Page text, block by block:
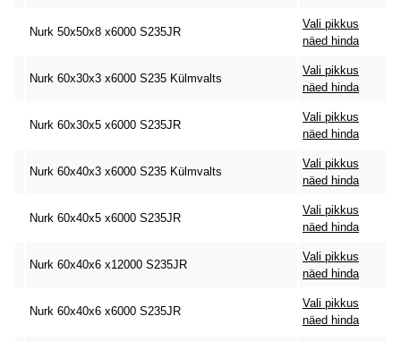
Nurk 50x50x8 x6000 S235JR
Vali pikkus
näed hinda
Nurk 60x30x3 x6000 S235 Külmvalts
Vali pikkus
näed hinda
Nurk 60x30x5 x6000 S235JR
Vali pikkus
näed hinda
Nurk 60x40x3 x6000 S235 Külmvalts
Vali pikkus
näed hinda
Nurk 60x40x5 x6000 S235JR
Vali pikkus
näed hinda
Nurk 60x40x6 x12000 S235JR
Vali pikkus
näed hinda
Nurk 60x40x6 x6000 S235JR
Vali pikkus
näed hinda